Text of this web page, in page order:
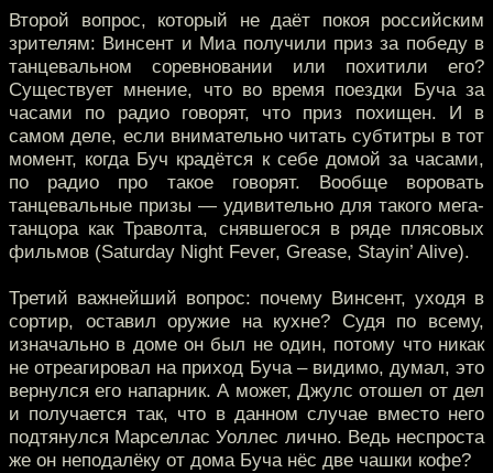
Второй вопрос, который не даёт покоя российским
зрителям: Винсент и Миа получили приз за победу в
танцевальном соревновании или похитили его?
Существует мнение, что во время поездки Буча за
часами по радио говорят, что приз похищен. И в
самом деле, если внимательно читать субтитры в тот
момент, когда Буч крадётся к себе домой за часами,
по радио про такое говорят. Вообще воровать
танцевальные призы — удивительно для такого мега-
танцора как Траволта, снявшегося в ряде плясовых
фильмов (Saturday Night Fever, Grease, Stayin’ Alive).
Третий важнейший вопрос: почему Винсент, уходя в
сортир, оставил оружие на кухне? Судя по всему,
изначально в доме он был не один, потому что никак
не отреагировал на приход Буча – видимо, думал, это
вернулся его напарник. А может, Джулс отошел от дел
и получается так, что в данном случае вместо него
подтянулся Марселлас Уоллес лично. Ведь неспроста
же он неподалёку от дома Буча нёс две чашки кофе?